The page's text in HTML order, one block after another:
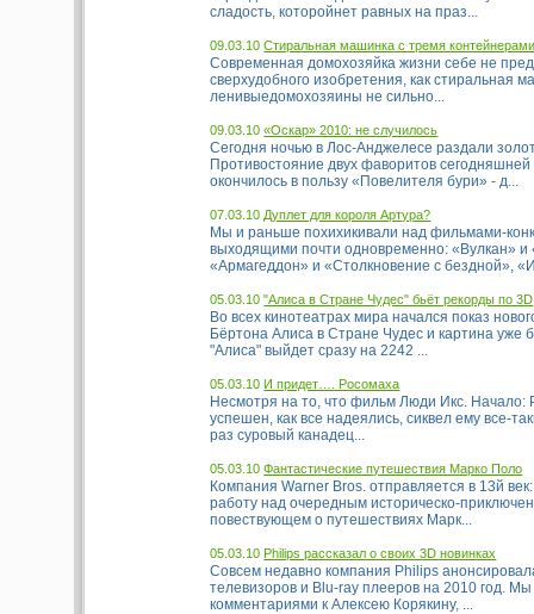
сладость, которойнет равных на праз...
09.03.10Стиральная машинка с тремя
Современная домохозяйка жизни себе не
сверхудобного изобретения, как стиральная
ленивыедомохозяины не сильно...
09.03.10«Оскар» 2010: не случилось
Сегодня ночью в Лос-Анджелесе раздали
Противостояние двух фаворитов
окончилось в пользу «Повелителя бури» - д...
07.03.10 Дуплет для короля Артура?
Мы и раньше похихикивали над фильмами-
выходящими почти одновременно: «Вулкан» и
«Армагеддон» и «Столкновение с бездной»,
05.03.10"Алиса в Стране Чудес" бьёт рекорды по 3D
Во всех кинотеатрах мира начался показ
Бёртона Алиса в Стране Чудес и картина
"Алиса" выйдет сразу на 2242 ...
05.03.10И придет…. Росомаха
Несмотря на то, что фильм Люди Икс. Начало:
успешен, как все надеялись, сиквел ему все-
раз суровый канадец...
05.03.10Фантастические путешествия Марко Поло
Компания Warner Bros. отправляется в 13й
работу над очередным историческо-
повествующем о путешествиях Марк...
05.03.10Philips рассказал о своих 3D новинках
Совсем недавно компания Philips
телевизоров и Blu-ray плееров на 2010 год.
комментариями к Алексею Корякину, ...